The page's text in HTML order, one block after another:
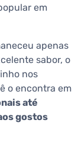
em
apenas
sabor, o
nos
o encontra em
até
gostos